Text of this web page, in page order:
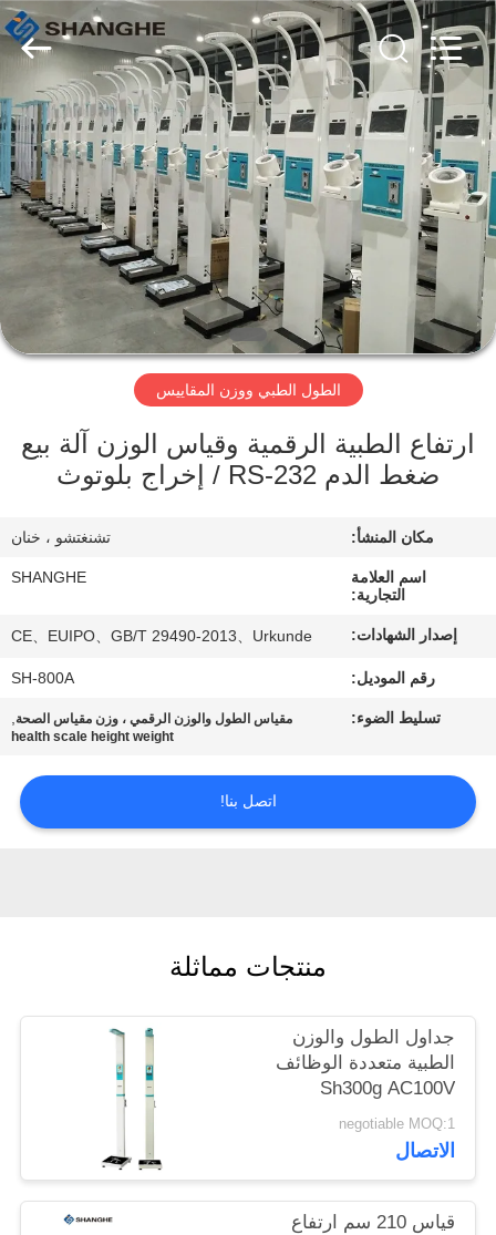
المنزل
المنتجات
فيديوهات
برنامج
VR
عنّا
المصنع
مراقبة
الجودة
بنا
خريطة
الموقع
PRIVACY
POLICY
Zhengzhou
shanghe
electronic
technology
co.
LTD.
All
Rights
Reserved.
الطول الطبي ووزن المقاييس
ارتفاع الطبية الرقمية وقياس الوزن آلة بيع
ضغط الدم RS-232 / إخراج بلوتوث
مكان المنشأ: تشنغتشو ، خنان
اسم العلامة
التجارية:
SHANGHE
إصدار الشهادات: CE、EUIPO、GB/T 29490-2013、Urkunde
رقم الموديل: SH-800A
تسليط الضوء: مقياس الطول والوزن الرقمي ، وزن مقياس الصحة,
health scale height weight
اتصل بنا!
منتجات مماثلة
جداول الطول والوزن
الطبية متعددة الوظائف
Sh300g AC100V
المستخدمة لقاعة
التسوق
negotiable MOQ:1
الاتصال
قياس 210 سم ارتفاع